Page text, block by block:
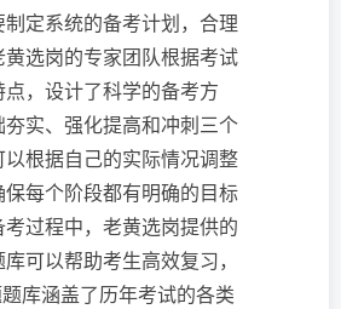
定系统的备考计划，合理
黄选岗的专家团队根据考试
，设计了科学的备考方
实、强化提高和冲刺三个
以根据自己的实际情况调整
每个阶段都有明确的目标
过程中，老黄选岗提供的
可以帮助考生高效复习，
库涵盖了历年考试的各类